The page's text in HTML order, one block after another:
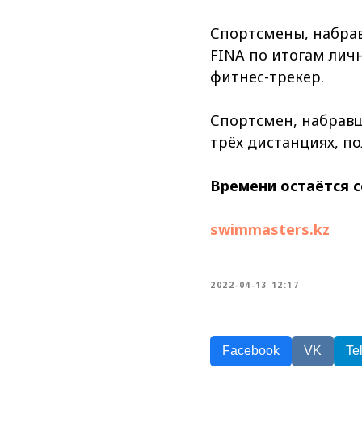
Спортсмены,
FINA по итогам
фитнес-трекер.
Спортсмен,
трёх дистанциях,
Времени остаётся
swimmasters.kz
2022-04-13 12:17
Facebook VK